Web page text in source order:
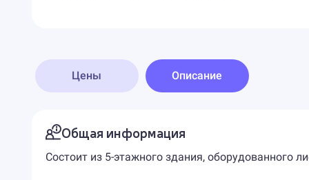
Цены Описание
Общая информация
Состоит из 5-этажного здания, оборудованного